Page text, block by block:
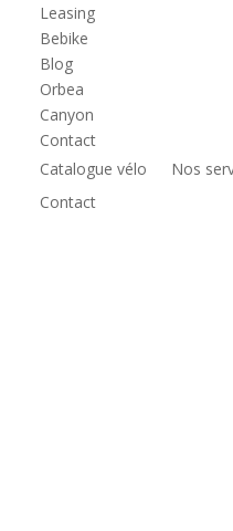
Leasing
Bebike
Blog
Orbea
Canyon
Contact
Catalogue vélo
Nos
Contact